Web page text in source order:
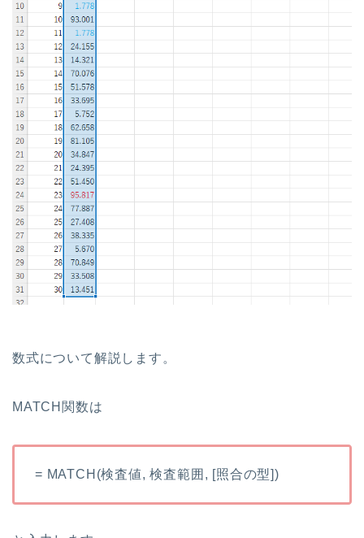
数式について解説します。
MATCH関数は
= MATCH(検査値, 検査範囲, [照合の型])